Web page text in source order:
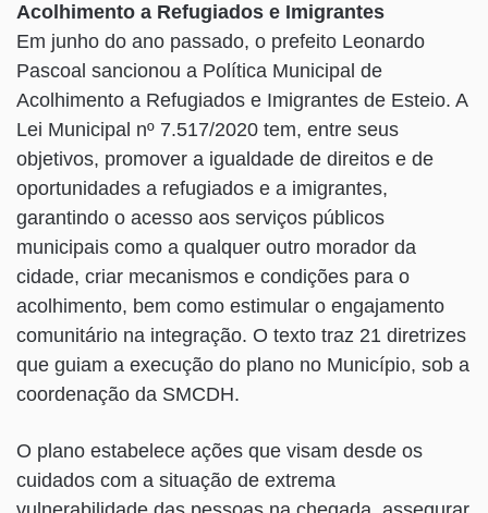
Acolhimento a Refugiados e Imigrantes
Em junho do ano passado, o prefeito Leonardo
Pascoal sancionou a Política Municipal de
Acolhimento a Refugiados e Imigrantes de Esteio. A
Lei Municipal nº 7.517/2020 tem, entre seus
objetivos, promover a igualdade de direitos e de
oportunidades a refugiados e a imigrantes,
garantindo o acesso aos serviços públicos
municipais como a qualquer outro morador da
cidade, criar mecanismos e condições para o
acolhimento, bem como estimular o engajamento
comunitário na integração. O texto traz 21 diretrizes
que guiam a execução do plano no Município, sob a
coordenação da SMCDH.
O plano estabelece ações que visam desde os
cuidados com a situação de extrema